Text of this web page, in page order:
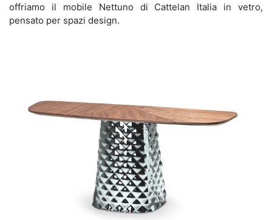
offriamo il mobile Nettuno di Cattelan Italia in vetro,
pensato per spazi design.